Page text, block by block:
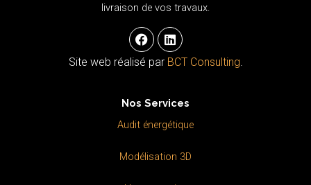
livraison de vos travaux.
F
a
c
e
o
k
L
i
n
k
i
n
Site web réalisé par BCT Consulting.
Nos Services
Audit énergétique
Modélisation 3D